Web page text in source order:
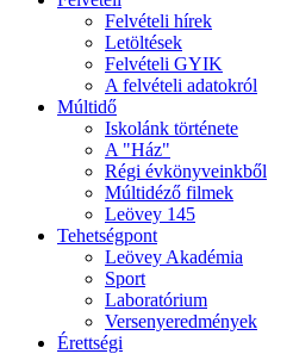
Felvételi hírek
Letöltések
Felvételi GYIK
A felvételi adatokról
Múltidő
Iskolánk története
A "Ház"
Régi évkönyveinkből
Múltidéző filmek
Leövey 145
Tehetségpont
Leövey Akadémia
Sport
Laboratórium
Versenyeredmények
Érettségi